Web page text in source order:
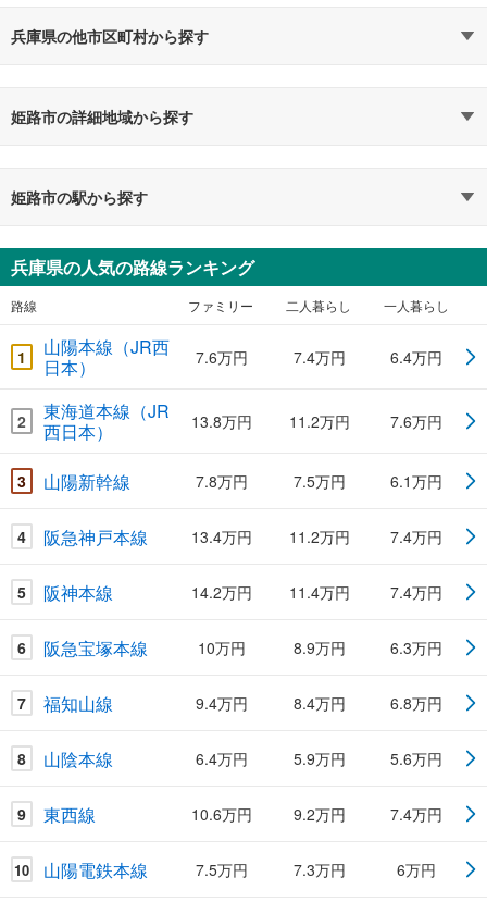
兵庫県の他市区町村から探す
姫路市の詳細地域から探す
姫路市の駅から探す
兵庫県の人気の路線ランキング
路線 ファミリー 二人暮らし 一人暮らし
1
山陽本線（JR西
日本）
7.6万円 7.4万円 6.4万円
2
東海道本線（JR
西日本）
13.8万円 11.2万円 7.6万円
3 山陽新幹線 7.8万円 7.5万円 6.1万円
4 阪急神戸本線 13.4万円 11.2万円 7.4万円
5 阪神本線 14.2万円 11.4万円 7.4万円
6 阪急宝塚本線 10万円 8.9万円 6.3万円
7 福知山線 9.4万円 8.4万円 6.8万円
8 山陰本線 6.4万円 5.9万円 5.6万円
9 東西線 10.6万円 9.2万円 7.4万円
10 山陽電鉄本線 7.5万円 7.3万円 6万円